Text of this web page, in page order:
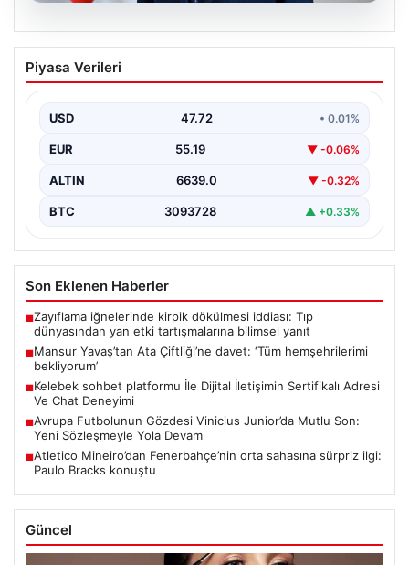
08.08.2026
Mansur Yavaş’tan Ata Çiftliği’ne davet:
‘Tüm hemşehrilerimi bekliyorum’
Ankaralılara Doğa ve Üretimle Buluşma Çağrısı",
"content":…
Piyasa Verileri
USD 47.72 • 0.01%
EUR 55.19 ▼ -0.06%
ALTIN 6639.0 ▼ -0.32%
BTC 3093728 ▲ +0.33%
Son Eklenen Haberler
■Zayıflama iğnelerinde kirpik dökülmesi iddiası: Tıp
dünyasından yan etki tartışmalarına bilimsel yanıt
■Mansur Yavaş’tan Ata Çiftliği’ne davet: ‘Tüm hemşehrilerimi
bekliyorum’
■Kelebek sohbet platformu İle Dijital İletişimin Sertifikalı Adresi
Ve Chat Deneyimi
■Avrupa Futbolunun Gözdesi Vinicius Junior’da Mutlu Son:
Yeni Sözleşmeyle Yola Devam
■Atletico Mineiro’dan Fenerbahçe’nin orta sahasına sürpriz ilgi:
Paulo Bracks konuştu
Güncel